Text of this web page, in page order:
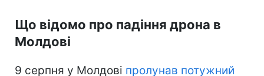
Що відомо про падіння дрона в
Молдові
9 серпня у Молдові пролунав потужний